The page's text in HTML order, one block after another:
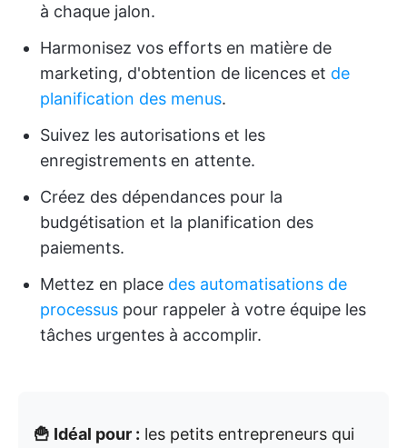
à chaque jalon.
Harmonisez vos efforts en matière de
marketing, d'obtention de licences et de
planification des menus.
Suivez les autorisations et les
enregistrements en attente.
Créez des dépendances pour la
budgétisation et la planification des
paiements.
Mettez en place des automatisations de
processus pour rappeler à votre équipe les
tâches urgentes à accomplir.
🍟 Idéal pour : les petits entrepreneurs qui